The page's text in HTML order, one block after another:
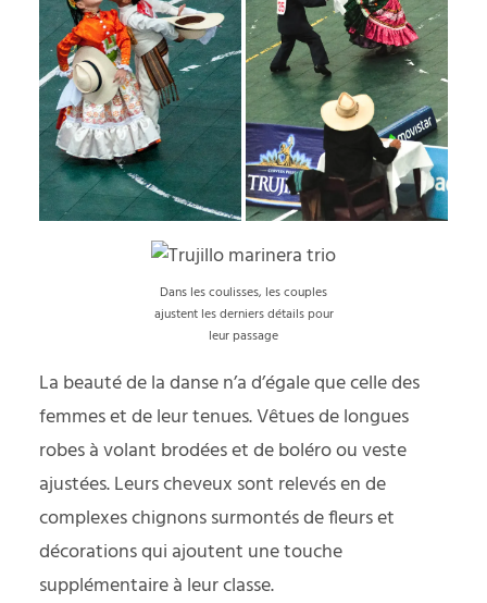
Dans les coulisses, les couples
ajustent les derniers détails pour
leur passage
La beauté de la danse n’a d’égale que celle des
femmes et de leur tenues. Vêtues de longues
robes à volant brodées et de boléro ou veste
ajustées. Leurs cheveux sont relevés en de
complexes chignons surmontés de fleurs et
décorations qui ajoutent une touche
supplémentaire à leur classe.